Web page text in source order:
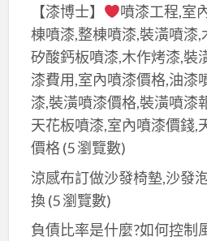
【漆博士】
噴漆工程,室
棟噴漆,整棟噴漆,裝潢噴漆,
矽酸鈣板噴漆,木作烤漆,裝
漆費用,室內噴漆價格,油漆
漆,裝潢噴漆價格,裝潢噴漆
天花板噴漆,室內噴漆價錢,
價格(5 瀏覽數)
涼感布訂做沙發椅墊,沙發
換(5 瀏覽數)
負債比率是什麼?如何控制